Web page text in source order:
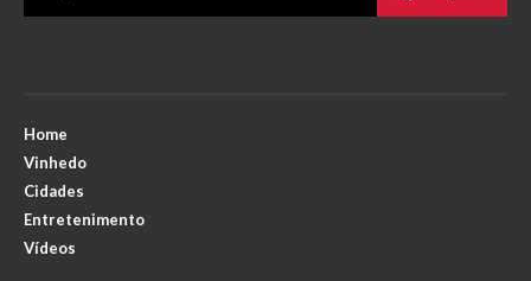
Home
Vinhedo
Cidades
Entretenimento
Vídeos